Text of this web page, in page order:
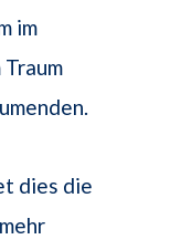
im
dies die